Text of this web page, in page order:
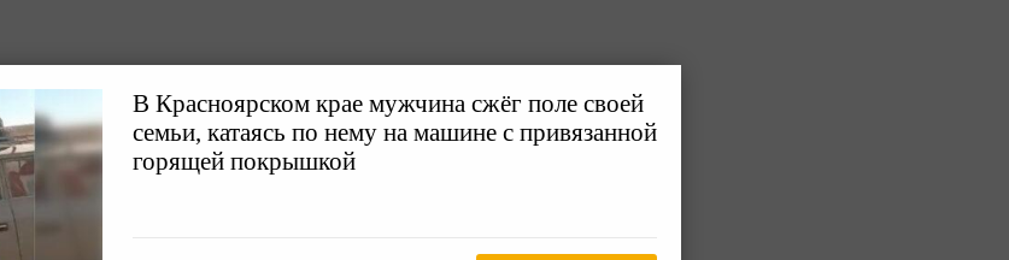
В Красноярском крае мужчина сжёг поле своей
семьи, катаясь по нему на машине с привязанной
горящей покрышкой